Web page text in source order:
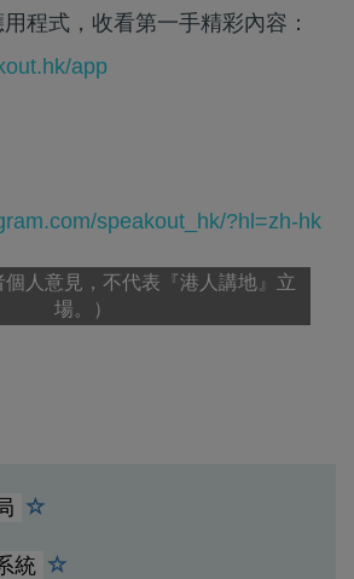
程式，收看第一手精彩內容：
app
speakout_hk/?hl=zh-hk
個人意見，不代表『港人講地』立
場。）
統